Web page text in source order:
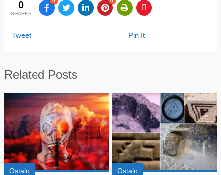
0
SHARES
Tweet Pin It
Related Posts
Ostalo Ostalo